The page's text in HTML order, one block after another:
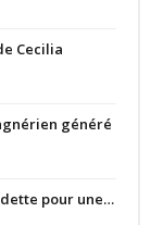
Cecilia
généré
pour une…